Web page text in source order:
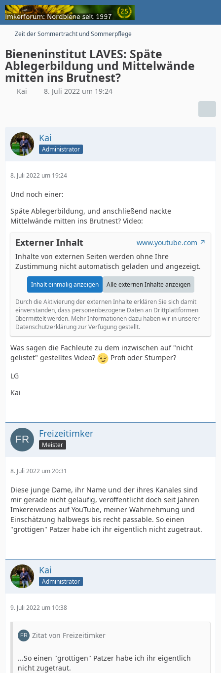
Zeit der Sommertracht und Sommerpflege
Bieneninstitut LAVES: Späte
Ablegerbildung und Mittelwände
mitten ins Brutnest?
Kai 8. Juli 2022 um 19:24
Kai
Administrator
8. Juli 2022 um 19:24
Und noch einer:
Späte Ablegerbildung, und anschließend nackte
Mittelwände mitten ins Brutnest? Video:
Externer Inhalt
www.youtube.com
Inhalte von externen Seiten werden ohne Ihre
Zustimmung nicht automatisch geladen und angezeigt.
Inhalt einmalig anzeigen Alle externen Inhalte anzeigen
Durch die Aktivierung der externen Inhalte erklären Sie sich damit
einverstanden, dass personenbezogene Daten an Drittplattformen
übermittelt werden. Mehr Informationen dazu haben wir in unserer
Datenschutzerklärung zur Verfügung gestellt.
Was sagen die Fachleute zu dem inzwischen auf "nicht
gelistet" gestelltes Video?
Profi oder Stümper?
LG
Kai
Freizeitimker
Meister
8. Juli 2022 um 20:31
Diese junge Dame, ihr Name und der ihres Kanales sind
mir gerade nicht geläufig, veröffentlicht doch seit Jahren
Imkereivideos auf YouTube, meiner Wahrnehmung und
Einschätzung halbwegs bis recht passable. So einen
"grottigen" Patzer habe ich ihr eigentlich nicht zugetraut.
Kai
Administrator
9. Juli 2022 um 10:38
Zitat von Freizeitimker
...So einen "grottigen" Patzer habe ich ihr eigentlich
nicht zugetraut.